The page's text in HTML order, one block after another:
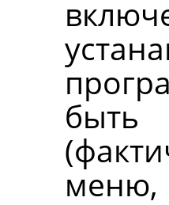
быть